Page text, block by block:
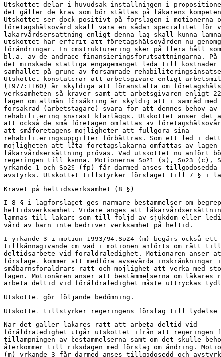
Utskottet delar i huvudsak inställningen i
det gäller de krav som bör ställas på läkarens
Utskottet ser dock positivt på förslagen i motionerna
företagshälsovård skall vara en sådan specialitet för
läkarvårdsersättning enligt denna lag skall kunna
Utskottet har erfarit att företagshälsovården nu
förändringar. En omstrukturering sker på flera håll
bl.a. av de ändrade finansieringsförutsättningarna.
det minskade statliga engagemanget leda till
samhället på grund av försämrade
Utskottet konstaterar att arbetsgivare enligt
(1977:1160) är skyldiga att föranstalta om
verksamheten så kräver samt att arbetsgivaren enligt
lagen om allmän försäkring är skyldig att i samråd med
försäkrad (arbetstagare) svara för att dennes behov av
rehabilitering snarast klarläggs. Utskottet anser det
att också de små företagen omfattas av
att småföretagens möjligheter att fullgöra sina
rehabiliteringsuppgifter förbättras. Som ett led i
möjligheten att låta företagsläkarna omfattas av lagen
läkarvårdsersättning prövas. Vad utskottet nu anfört
regeringen till känna. Motionerna So21 (s), So23 (c),
yrkande 1 och So29 (fp) får därmed anses tillgodosedda
avstyrks. Utskottet tillstyrker förslaget till 7 § i
Kravet på heltidsverksamhet (8 §)
I 8 § i lagförslaget ges närmare bestämmelser om
heltidsverksamhet. Vidare anges att
lämnas till läkare som till följd av sjukdom eller
vård av barn inte bedriver verksamhet på heltid.
I yrkande 3 i motion 1993/94:So24 (m) begärs också ett
tillkännagivande om vad i motionen anförts om rätt till
deltidsarbete vid föräldraledighet. Motionären anser
förslaget kommer att medföra avsevärda inskränkningar i
småbarnsföräldrars rätt och möjlighet att verka med
lagen. Motionären anser att bestämmelserna om
arbeta deltid vid föräldraledighet måste uttryckas
Utskottet gör följande bedömning.
Utskottet tillstyrker regeringens förslag till lydelse
När det gäller läkares rätt att arbeta deltid vid
föräldraledighet utgår utskottet ifrån att regeringen
tillämpningen av bestämmelserna samt om det skulle
återkommer till riksdagen med förslag om ändring.
(m) yrkande 3 får därmed anses tillgodosedd och